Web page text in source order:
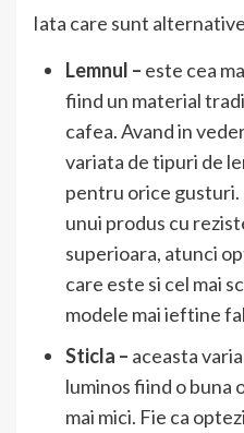
Iata care sunt
Lemnul – este cea
fiind un material
cafea. Avand in
variata de tipuri de
pentru orice gusturi.
unui produs cu
superioara, atunci
care este si cel mai
modele mai ieftine
Sticla – aceasta
luminos fiind o buna
mai mici. Fie ca